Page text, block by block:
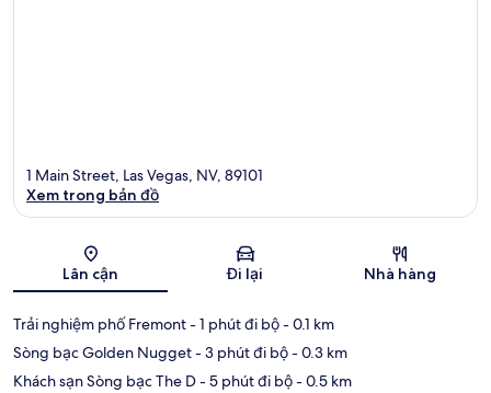
Bản đồ
1 Main Street, Las Vegas, NV, 89101
Xem trong bản đồ
Lân cận Đi lại Nhà hàng
Trải nghiệm phố Fremont- 1 phút đi bộ- 0.1 km
Sòng bạc Golden Nugget- 3 phút đi bộ- 0.3 km
Khách sạn Sòng bạc The D- 5 phút đi bộ- 0.5 km